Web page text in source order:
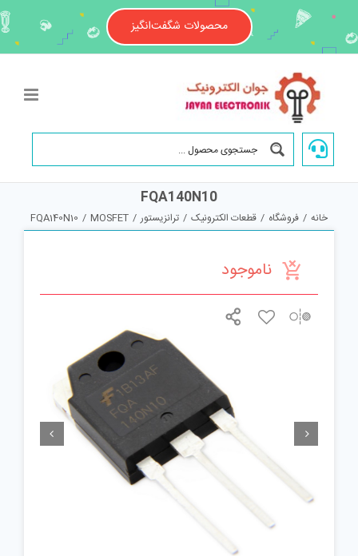
content
محصولات شگفت‌انگیز
FQA140N10
خانه / فروشگاه / قطعات الکترونیک / ترانزیستور /
MOSFET
/
FQA140N10
ناموجود
 